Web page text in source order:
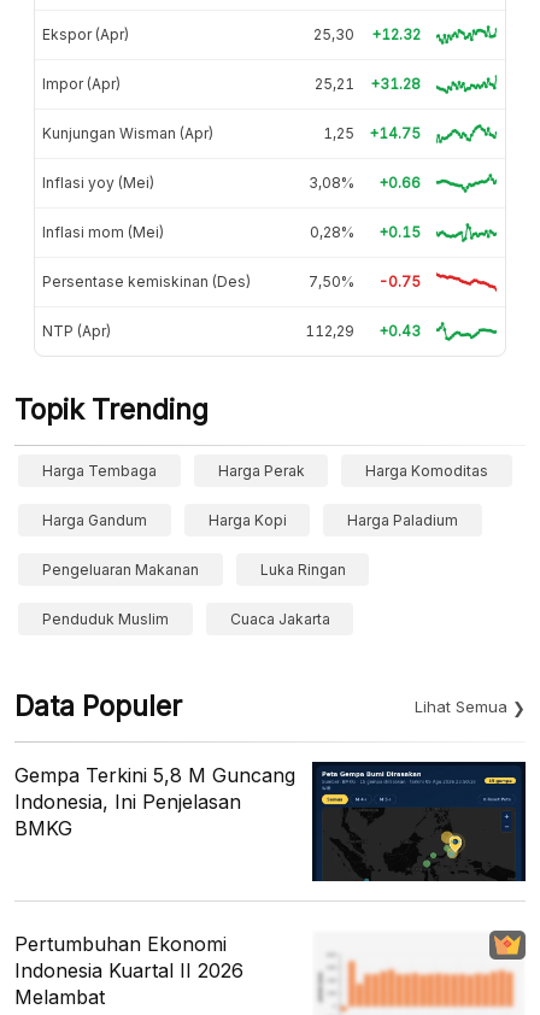
Ekspor (Apr) 25,30 +12.32
Impor (Apr) 25,21 +31.28
Kunjungan Wisman (Apr) 1,25 +14.75
Inflasi yoy (Mei) 3,08% +0.66
Inflasi mom (Mei) 0,28% +0.15
Persentase kemiskinan (Des) 7,50% -0.75
NTP (Apr) 112,29 +0.43
Topik Trending
Harga Tembaga Harga Perak Harga Komoditas
Harga Gandum Harga Kopi Harga Paladium
Pengeluaran Makanan Luka Ringan
Penduduk Muslim Cuaca Jakarta
Data Populer Lihat Semua
Gempa Terkini 5,8 M Guncang
Indonesia, Ini Penjelasan
BMKG
Pertumbuhan Ekonomi
Indonesia Kuartal II 2026
Melambat